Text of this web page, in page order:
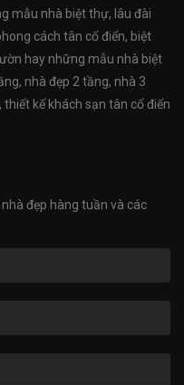
mẫu nhà biệt thự, lâu đài
cách tân cổ điển, biệt
hay những mẫu nhà biệt
nhà đẹp 2 tầng, nhà 3
kế khách sạn tân cổ điển
đẹp hàng tuần và các